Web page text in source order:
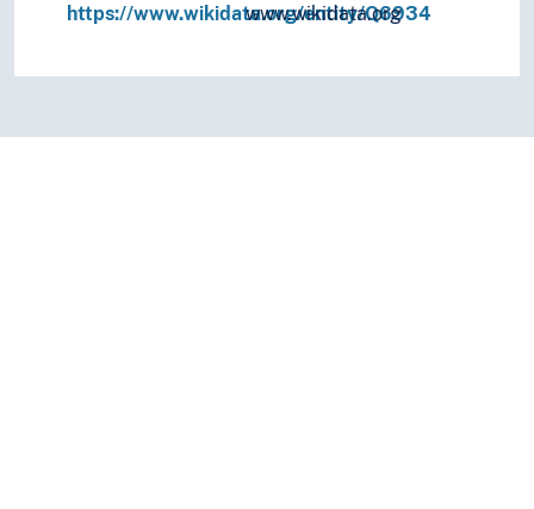
https://www.wikidata.org/entity/Q6934
www.wikidata.org